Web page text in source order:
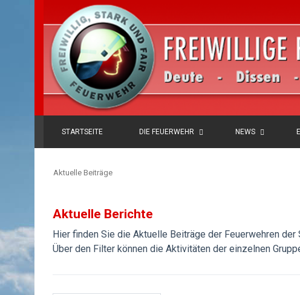
STARTSEITE DIE FEUERWEHR NEWS
Aktuelle Beiträge
Aktuelle Berichte
Hier finden Sie die Aktuelle Beiträge der Feuerwehren der
Über den Filter können die Aktivitäten der einzelnen